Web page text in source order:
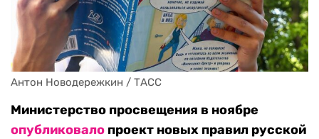
Антон Новодережкин / ТАСС
Министерство просвещения в ноябре
опубликовало проект новых правил русской